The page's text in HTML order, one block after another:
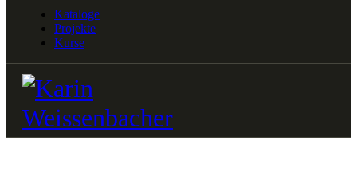
Kataloge
Projekte
Kurse